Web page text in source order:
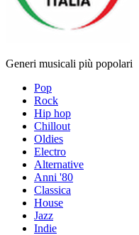
Generi musicali più popolari
Pop
Rock
Hip hop
Chillout
Oldies
Electro
Alternative
Anni '80
Classica
House
Jazz
Indie